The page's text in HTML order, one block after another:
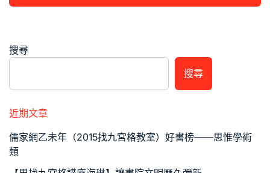
搜尋
搜尋
近期文章
儒家網乙未年（2015找九宮格教室）好書榜——思惟學術
類